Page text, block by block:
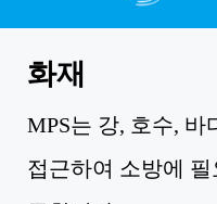
화재
MPS는 강, 호수, 바
접근하여 소방에